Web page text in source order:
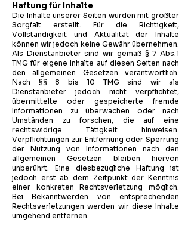
Haftung für Inhalte
Die Inhalte unserer Seiten wurden mit größter
Sorgfalt erstellt. Für die Richtigkeit,
Vollständigkeit und Aktualität der Inhalte
können wir jedoch keine Gewähr übernehmen.
Als Dienstanbieter sind wir gemäß § 7 Abs.1
TMG für eigene Inhalte auf diesen Seiten nach
den allgemeinen Gesetzen verantwortlich.
Nach §§ 8 bis 10 TMG sind wir als
Dienstanbieter jedoch nicht verpflichtet,
übermittelte oder gespeicherte fremde
Informationen zu überwachen oder nach
Umständen zu forschen, die auf eine
rechtswidrige Tätigkeit hinweisen.
Verpflichtungen zur Entfernung oder Sperrung
der Nutzung von Informationen nach den
allgemeinen Gesetzen bleiben hiervon
unberührt. Eine diesbezügliche Haftung ist
jedoch erst ab dem Zeitpunkt der Kenntnis
einer konkreten Rechtsverletzung möglich.
Bei Bekanntwerden von entsprechenden
Rechtsverletzungen werden wir diese Inhalte
umgehend entfernen.